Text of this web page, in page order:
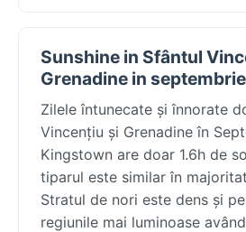
Sunshine in Sfântul
Grenadine in septembrie
Zilele întunecate și înnorate
Vincențiu și Grenadine în
Kingstown are doar 1.6h de
tiparul este similar în
Stratul de nori este dens și
regiunile mai luminoase